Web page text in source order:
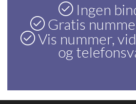
Ingen
Gratis
Vis nummer,
og